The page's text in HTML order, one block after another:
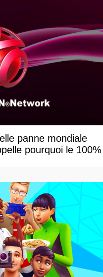
panne mondiale
pourquoi le 100%